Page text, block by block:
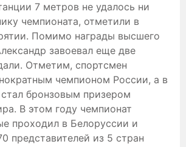
7 метров не удалось ни
чемпионата, отметили в
Помимо награды высшего
завоевал еще две
Отметим, спортсмен
чемпионом России, а в
бронзовым призером
В этом году чемпионат
проходил в Белоруссии и
представителей из 5 стран